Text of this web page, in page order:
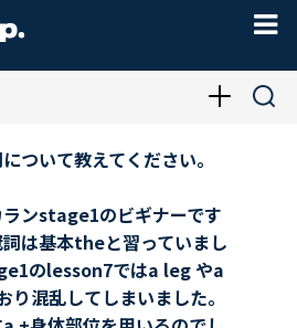
ついて教えてください。
ンstage1のビギナーです
は基本theと習っていまし
のlesson7ではa leg やa
混乱してしまいました。